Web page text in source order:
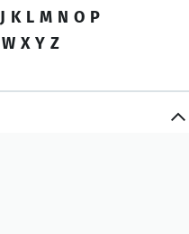
J K L M N O P
W X Y Z